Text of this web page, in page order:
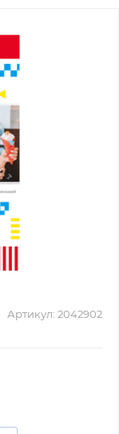
Артикул: 2042902